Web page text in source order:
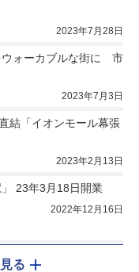
2023年7月28日
ォーカブルな街に　市
2023年7月3日
結「イオンモール幕張
2023年2月13日
23年3月18日開業
2022年12月16日
る